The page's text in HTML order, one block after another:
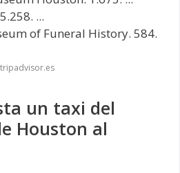
...
of Funeral History. 584.
un taxi del
Houston al